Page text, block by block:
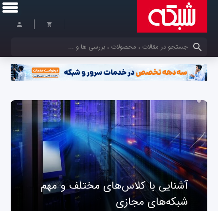
کلمات کلیدی خود را وارد کنید
آشنایی با کلاس‌های مختلف و مهم
شبکه‌های مجازی